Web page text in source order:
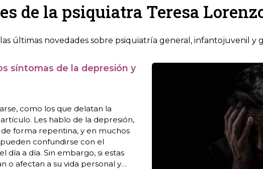
de la psiquiatra Teresa
últimas novedades sobre psiquiatría general, infantojuvenil y
síntomas de la depresión y
como los que delatan la
Les hablo de la depresión,
forma repentina, y en muchos
confundirse con el
día a día. Sin embargo, si estas
o afectan a su vida personal y